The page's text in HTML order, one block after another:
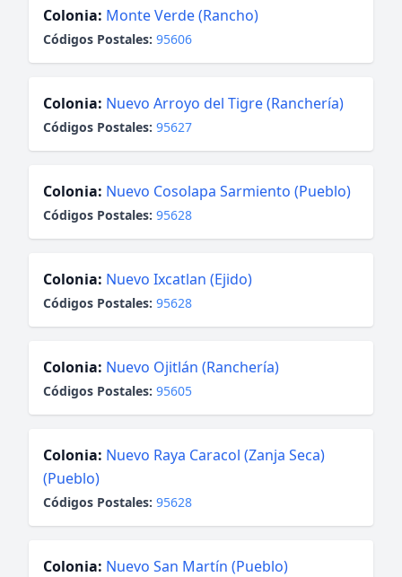
Colonia: Monte Verde (Rancho)
Códigos Postales: 95606
Colonia: Nuevo Arroyo del Tigre (Ranchería)
Códigos Postales: 95627
Colonia: Nuevo Cosolapa Sarmiento (Pueblo)
Códigos Postales: 95628
Colonia: Nuevo Ixcatlan (Ejido)
Códigos Postales: 95628
Colonia: Nuevo Ojitlán (Ranchería)
Códigos Postales: 95605
Colonia: Nuevo Raya Caracol (Zanja Seca)
(Pueblo)
Códigos Postales: 95628
Colonia: Nuevo San Martín (Pueblo)